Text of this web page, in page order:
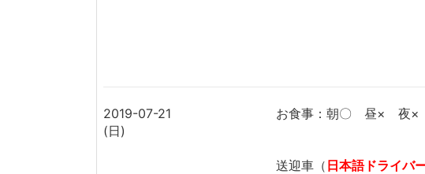
2019-07-21
(日)
お食事：朝〇 昼× 夜×
送迎車（ 日本語ドライバ